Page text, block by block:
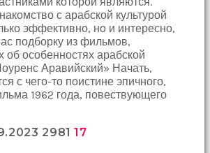
с арабской культурой
эффективно, но и интересно,
подборку из фильмов,
об особенностях арабской
Аравийский» Начать,
с чего-то поистине эпичного,
1962 года, повествующего
2981 17